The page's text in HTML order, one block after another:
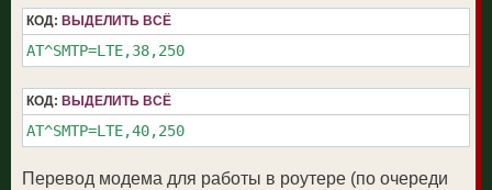
КОД: ВЫДЕЛИТЬ ВСЁ
AT^SMTP=LTE,38,250
КОД: ВЫДЕЛИТЬ ВСЁ
AT^SMTP=LTE,40,250
Перевод модема для работы в роутере (по очереди